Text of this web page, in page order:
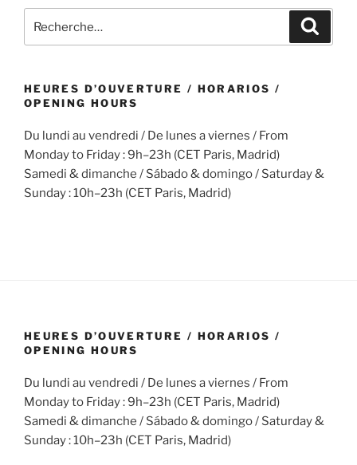
pour
HEURES D’OUVERTURE / HORARIOS /
OPENING HOURS
Du lundi au vendredi / De lunes a viernes / From
Monday to Friday : 9h–23h (CET Paris, Madrid)
Samedi & dimanche / Sábado & domingo / Saturday &
Sunday : 10h–23h (CET Paris, Madrid)
HEURES D’OUVERTURE / HORARIOS /
OPENING HOURS
Du lundi au vendredi / De lunes a viernes / From
Monday to Friday : 9h–23h (CET Paris, Madrid)
Samedi & dimanche / Sábado & domingo / Saturday &
Sunday : 10h–23h (CET Paris, Madrid)